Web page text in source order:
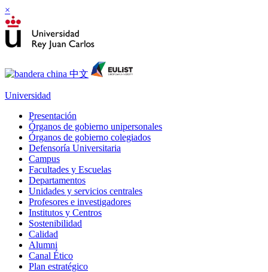
×
Universidad
Presentación
Órganos de gobierno unipersonales
Órganos de gobierno colegiados
Defensoría Universitaria
Campus
Facultades y Escuelas
Departamentos
Unidades y servicios centrales
Profesores e investigadores
Institutos y Centros
Sostenibilidad
Calidad
Alumni
Canal Ético
Plan estratégico